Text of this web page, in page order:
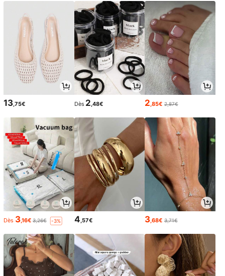
13,75€ Dès 2,48€ 2,85€ 2,87€
Dès 3,16€ 3,26€ -3% 4,57€ 3,68€ 3,71€